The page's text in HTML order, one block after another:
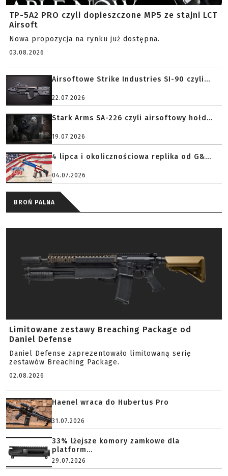
TP-5A2 PRO czyli dopieszczone MP5 ze stajni LCT
Airsoft
Nowa propozycja na rynku już dostępna.
03.08.2026
Airsoftowe Strike Industries SI-90 czyli...
22.07.2026
Stark Arms SA-226 czyli airsoftowy hołd...
19.07.2026
4 lipca i okolicznościowa replika od G&...
04.07.2026
BROŃ PALNA
Limitowane zestawy Breaching Package od
Daniel Defense
Daniel Defense zaprezentowało limitowaną serię
zestawów Breaching Package.
02.08.2026
Haenel wraca do Hubertus Pro
31.07.2026
33% lżejsze komory zamkowe dla
platform...
29.07.2026